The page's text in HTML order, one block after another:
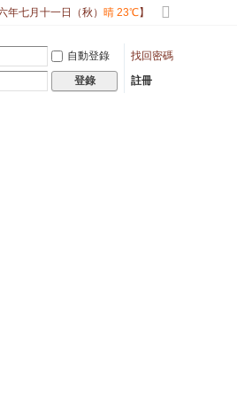
年七月十一日（秋） 晴 23℃】
到
自動登錄
找回密碼
登錄 註冊